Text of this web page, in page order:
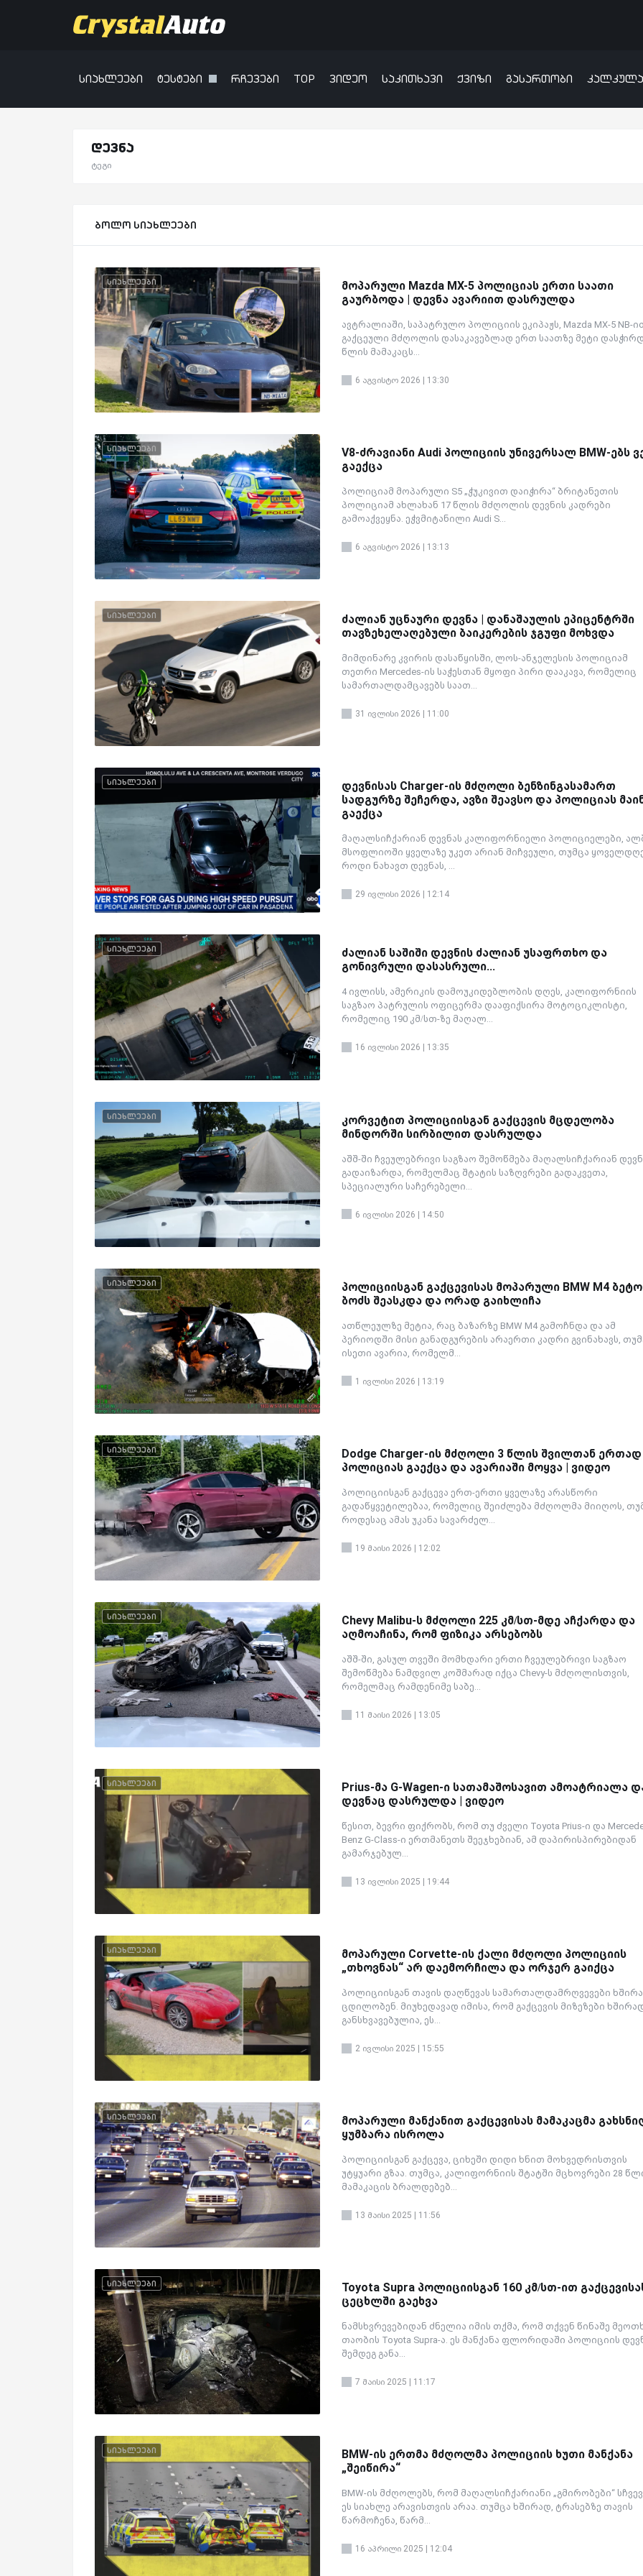
სიახლეები ტესტები რჩევები TOP ვიდეო საკითხავი ქვიზი გასართობი
დევნა
ტეგი
ბოლო სიახლეები
სიახლეები
მოპარული Mazda MX-5 პოლიციას ერთი საათი
გაურბოდა | დევნა ავარიით დასრულდა
ავტრალიაში, საპატრულო პოლიციის ეკიპაჟს, Mazda MX-5 NB-
გაქცეული მძღოლის დასაკავებლად ერთ საათზე მეტი
წლის მამაკაცს...
6 აგვისტო 2026 | 13:30
სიახლეები
V8-ძრავიანი Audi პოლიციის უნივერსალ BMW-ებს
გაექცა
პოლიციამ მოპარული S5 „ჭუკივით დაიჭირა“ ბრიტანეთის
პოლიციამ ახლახან 17 წლის მძღოლის დევნის კადრები
გამოაქვეყნა. ეჭვმიტანილი Audi S...
6 აგვისტო 2026 | 13:13
სიახლეები
ძალიან უცნაური დევნა | დანაშაულის ეპიცენტრში
თავზეხელაღებული ბაიკერების ჯგუფი მოხვდა
მიმდინარე კვირის დასაწყისში, ლოს-ანჯელესის პოლიციამ
თეთრი Mercedes-ის საჭესთან მყოფი პირი დააკავა, რომელიც
სამართალდამცავებს საათ...
31 ივლისი 2026 | 11:00
სიახლეები
დევნისას Charger-ის მძღოლი ბენზინგასამართ
სადგურზე შეჩერდა, ავზი შეავსო და პოლიციას
გაექცა
მაღალსიჩქარიან დევნას კალიფორნიელი პოლიციელები,
მსოფლიოში ყველაზე უკეთ არიან მიჩვეული, თუმცა
როდი ნახავთ დევნას, ...
29 ივლისი 2026 | 12:14
სიახლეები
ძალიან საშიში დევნის ძალიან უსაფრთხო და
გონივრული დასასრული...
4 ივლისს, ამერიკის დამოუკიდებლობის დღეს, კალიფორნიის
საგზაო პატრულის ოფიცერმა დააფიქსირა მოტოციკლისტი,
რომელიც 190 კმ/სთ-ზე მაღალ...
16 ივლისი 2026 | 13:35
სიახლეები
კორვეტით პოლიციისგან გაქცევის მცდელობა
მინდორში სირბილით დასრულდა
აშშ-ში ჩვეულებრივი საგზაო შემოწმება მაღალსიჩქარიან
გადაიზარდა, რომელმაც შტატის საზღვრები გადაკვეთა,
სპეციალური საჩერებელი...
6 ივლისი 2026 | 14:50
სიახლეები
პოლიციისგან გაქცევისას მოპარული BMW M4
ბოძს შეასკდა და ორად გაიხლიჩა
ათწლეულზე მეტია, რაც ბაზარზე BMW M4 გამოჩნდა და ამ
პერიოდში მისი განადგურების არაერთი კადრი გვინახავს,
ისეთი ავარია, რომელმ...
1 ივლისი 2026 | 13:19
სიახლეები
Dodge Charger-ის მძღოლი 3 წლის შვილთან ერთად
პოლიციას გაექცა და ავარიაში მოყვა | ვიდეო
პოლიციისგან გაქცევა ერთ-ერთი ყველაზე არასწორი
გადაწყვეტილებაა, რომელიც შეიძლება მძღოლმა მიიღოს,
როდესაც ამას უკანა სავარძელ...
19 მაისი 2026 | 12:02
სიახლეები
Chevy Malibu-ს მძღოლი 225 კმ/სთ-მდე აჩქარდა და
აღმოაჩინა, რომ ფიზიკა არსებობს
აშშ-ში, გასულ თვეში მომხდარი ერთი ჩვეულებრივი საგზაო
შემოწმება ნამდვილ კოშმარად იქცა Chevy-ს მძღოლისთვის,
რომელმაც რამდენიმე საბე...
11 მაისი 2026 | 13:05
სიახლეები
Prius-მა G-Wagen-ი სათამაშოსავით ამოატრიალა
დევნაც დასრულდა | ვიდეო
წესით, ბევრი ფიქრობს, რომ თუ ძველი Toyota Prius-ი და
Benz G-Class-ი ერთმანეთს შეეჯხებიან, ამ დაპირისპირებიდან
გამარჯებულ...
13 ივლისი 2025 | 19:44
სიახლეები
მოპარული Corvette-ის ქალი მძღოლი პოლიციის
„თხოვნას“ არ დაემორჩილა და ორჯერ გაიქცა
პოლიციისგან თავის დაღწევას სამართალდამრღვევები
ცდილობენ. მიუხედავად იმისა, რომ გაქცევის მიზეზები
განსხვავებულია, ეს...
2 ივლისი 2025 | 15:55
სიახლეები
მოპარული მანქანით გაქცევისას მამაკაცმა
ყუმბარა ისროლა
პოლიციისგან გაქცევა, ციხეში დიდი ხნით მოხვედრისთვის
უტყუარი გზაა. თუმცა, კალიფორნიის შტატში მცხოვრები 28
მამაკაცის ბრალდებებ...
13 მაისი 2025 | 11:56
სიახლეები
Toyota Supra პოლიციისგან 160 კმ/სთ-ით
ცეცხლში გაეხვა
ნამსხვრევებიდან ძნელია იმის თქმა, რომ თქვენ წინაშე
თაობის Toyota Supra-ა. ეს მანქანა ფლორიდაში პოლიციის
შემდეგ განა...
7 მაისი 2025 | 11:17
სიახლეები
BMW-ის ერთმა მძღოლმა პოლიციის ხუთი მანქანა
„შეიწირა“
BMW-ის მძღოლებს, რომ მაღალსიჩქარიანი „გმირობები“
ეს სიახლე არავისთვის არაა. თუმცა ხშირად, ტრასებზე თავის
წარმოჩენა, წარმ...
16 აპრილი 2025 | 12:04